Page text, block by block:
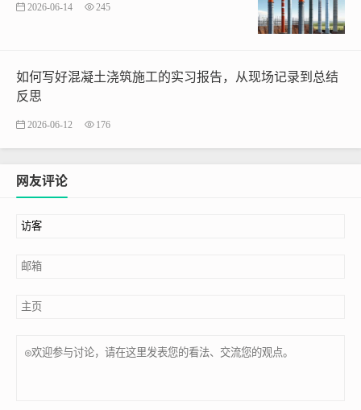
2026-06-14 245
如何写好混凝土浇筑施工的实习报告，从现场记录到总结
反思
2026-06-12 176
网友评论